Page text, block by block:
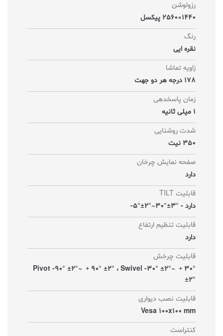
رزولوشن
1440×2560 پیکسل
رنگ
نقره ایی
زاویه تماشا
178 درجه هر دو جهت
زمان پاسخدهی
1 میلی ثانیه
شدت روشنایی
350 نیت
صفحه نمایش چرخان
دارد
قابلیت TILT
دارد - °3±°30~°2±°5-
قابلیت تنظیم ارتفاع
دارد
قابلیت چرخش
Pivot -90° ±2°~ ﹢90° ±2° ، Swivel -30° ±2°~ ﹢30°
±2°
قابلیت نصب دیواری
Vesa 100x100 mm
کنتراست